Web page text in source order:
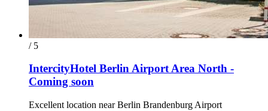
/ 5
IntercityHotel Berlin Airport Area North -
Coming soon
Excellent location near Berlin Brandenburg Airport